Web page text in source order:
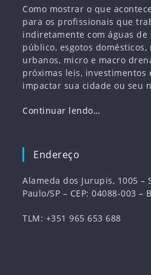
Como mostrar o que
para os profissionais que
indiretamente com águas de
público, esgotos domésticos,
urbanos, micro e macro
próximas leis, investimentos
impactar sua cidade ou seu
Continuar lendo…
Endereço
Alameda dos Jurupis, 1005 –
Paulo/SP – CEP: 04088-003 –
TLM: +351 965 653 688